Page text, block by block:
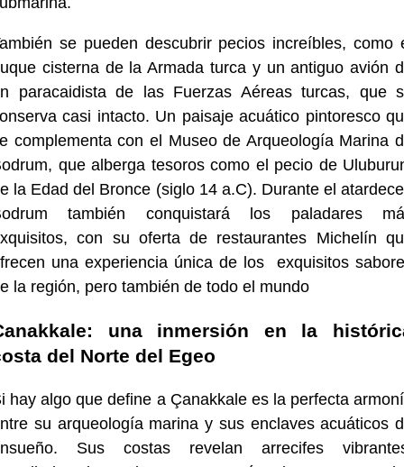
se pueden descubrir pecios increíbles, como
cisterna de la Armada turca y un antiguo avión
paracaidista de las Fuerzas Aéreas turcas, que
casi intacto. Un paisaje acuático pintoresco
complementa con el Museo de Arqueología Marina
que alberga tesoros como el pecio de
la Edad del Bronce (siglo 14 a.C). Durante el
también conquistará los paladares
con su oferta de restaurantes Michelín
una experiencia única de los exquisitos
la región, pero también de todo el mundo
una inmersión en la
del Norte del Egeo
hay algo que define a Çanakkale es la perfecta
su arqueología marina y sus enclaves acuáticos
Sus costas revelan arrecifes